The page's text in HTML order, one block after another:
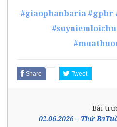
#giaophanbaria #gpbr
Share Tweet
Bài
02.06.2026 – Thứ